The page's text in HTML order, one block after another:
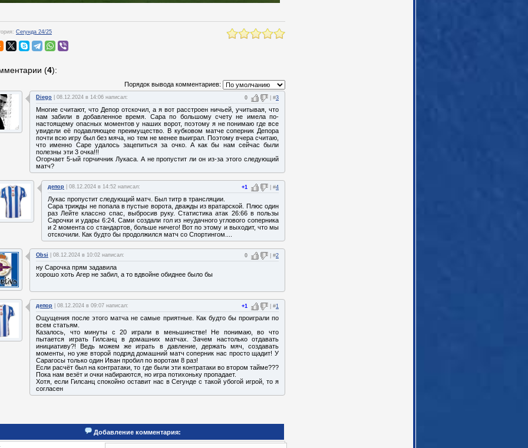
Сегунда 24/25
(4):
Порядок вывода комментариев:
Diego | 08.12.2024 в 14:06 написал: 0 | #3
Многие считают, что Депор отскочил, а я вот расстроен ничьей, учитывая, что
нам забили в добавленное время. Сара по большому счету не имела по-
настоящему опасных моментов у наших ворот, поэтому я не понимаю где все
увидели её подавляющее преимущество. В кубковом матче соперник Депора
почти всю игру был без мяча, но тем не менее выиграл. Поэтому вчера считаю,
что именно Саре удалось зацепиться за очко. А как бы нам сейчас были
полезны эти 3 очка!!!
Огорчает 5-ый горчичник Лукаса. А не пропустит ли он из-за этого следующий
матч?
депор | 08.12.2024 в 14:52 написал: +1 | #4
Лукас пропустит следующий матч. Был титр в трансляции.
Сара трижды не попала в пустые ворота, дважды из вратарской. Плюс один
раз Лейте классно спас, выбросив руку. Статистика атак 26:66 в пользы
Сарочки и удары 6:24. Сами создали гол из неудачного углового соперника
и 2 момента со стандартов, больше ничего! Вот по этому и выходит, что мы
отскочили. Как будто бы продолжился матч со Спортингом....
Obsi | 08.12.2024 в 10:02 написал: 0 | #2
ну Сарочка прям задавила
хорошо хоть Агер не забил, а то вдвойне обиднее было бы
депор | 08.12.2024 в 09:07 написал: +1 | #1
Ощущения после этого матча не самые приятные. Как будто бы проиграли по
всем статьям.
Казалось, что минуты с 20 играли в меньшинстве! Не понимаю, во что
пытается играть Гилсанц в домашних матчах. Зачем настолько отдавать
инициативу?! Ведь можем же играть в давление, держать мяч, создавать
моменты, но уже второй подряд домашний матч соперник нас просто щадит! У
Сарагосы только один Иван пробил по воротам 8 раз!
Если расчёт был на контратаки, то где были эти контратаки во втором тайме???
Пока нам везёт и очки набираются, но игра потихоньку пропадает.
Хотя, если Гилсанц спокойно оставит нас в Сегунде с такой убогой игрой, то я
согласен
Добавление комментария: